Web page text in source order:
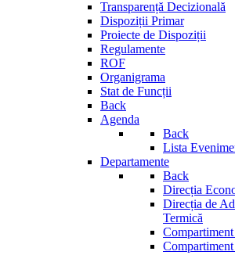
Transparență Decizională
Dispoziții Primar
Proiecte de Dispoziții
Regulamente
ROF
Organigrama
Stat de Funcții
Back
Agenda
Back
Lista
Departamente
Back
Direcția
Direcția de
Termică